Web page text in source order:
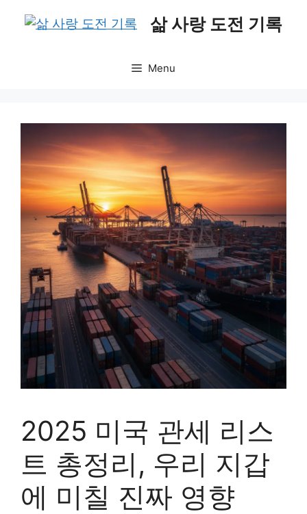
삶 사랑 도전 기록
Menu
2025 미국 관세 리스
트 총정리, 우리 지갑
에 미칠 진짜 영향